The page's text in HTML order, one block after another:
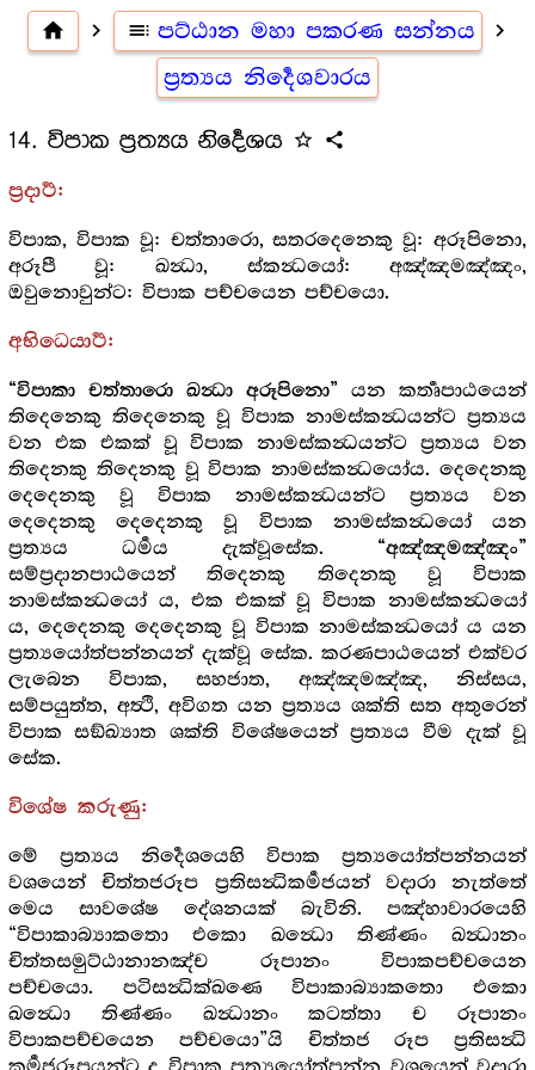
home navigate_next toc පට්ඨාන මහා පකරණ සන්නය navigate_next
ප්‍රත්‍යය නිර්‍දෙශවාරය
14. විපාක ප්‍රත්‍යය නිර්‍දෙශය star_outline share
ප්‍රදාර්‍ථ:
විපාක, විපාක වූ: චත්තාරො, සතරදෙනෙකු වූ: අරූපිනො,
අරූපී වූ: ඛන්‍ධා, ස්කන්‍ධයෝ: අඤ්ඤමඤ්ඤං,
ඔවුනොවුන්ට: විපාක පච්චයෙන පච්චයො.
අභිධෙයාර්‍ථ:
“විපාකා චත්තාරො ඛන්‍ධා අරූපිනො” යන කර්‍තෘපාඨයෙන්
තිදෙනෙකු තිදෙනෙකු වූ විපාක නාමස්කන්‍ධයන්ට ප්‍රත්‍යය
වන එක එකක් වූ විපාක නාමස්කන්‍ධයන්ට ප්‍රත්‍යය වන
තිදෙනකු තිදෙනකු වූ විපාක නාමස්කන්‍ධයෝය. දෙදෙනකු
දෙදෙනකු වූ විපාක නාමස්කන්‍ධයන්ට ප්‍රත්‍යය වන
දෙදෙනකු දෙදෙනකු වූ විපාක නාමස්කන්‍ධයෝ යන
ප්‍රත්‍යය ධර්‍මය දැක්වූසේක. “අඤ්ඤමඤ්ඤං”
සම්ප්‍රදානපාඨයෙන් තිදෙනකු තිදෙනකු වූ විපාක
නාමස්කන්‍ධයෝ ය, එක එකක් වූ විපාක නාමස්කන්‍ධයෝ
ය, දෙදෙනකු දෙදෙනකු වූ විපාක නාමස්කන්‍ධයෝ ය යන
ප්‍රත්‍යයෝත්පන්නයන් දැක්වූ සේක. කරණපාඨයෙන් එක්වර
ලැබෙන විපාක, සහජාත, අඤ්ඤමඤ්ඤ, නිස්සය,
සම්පයුත්ත, අත්‍ථි, අවිගත යන ප්‍රත්‍යය ශක්ති සත අතුරෙන්
විපාක සඞ්ඛ්‍යාත ශක්ති විශේෂයෙන් ප්‍රත්‍යය වීම දැක් වූ
සේක.
විශේෂ කරුණු:
මේ ප්‍රත්‍යය නිර්‍දෙශයෙහි විපාක ප්‍රත්‍යයෝත්පන්නයන්
වශයෙන් චිත්තජරූප ප්‍රතිසන්‍ධිකර්‍මජයන් වදාරා නැත්තේ
මෙය සාවශේෂ දේශනයක් බැවිනි. පඤ්හාවාරයෙහි
“විපාකාබ්‍යාකතො එකො ඛන්‍ධො තිණ්ණං ඛන්‍ධානං
චිත්තසමුට්ඨානානඤ්ච රූපානං විපාකපච්චයෙන
පච්චයො. පටිසන්‍ධික්ඛණෙ විපාකාබ්‍යාකතො එකො
ඛන්‍ධො තිණ්ණං ඛන්‍ධානං කටත්තා ච රූපානං
විපාකපච්චයෙන පච්චයො”යි චිත්තජ රූප ප්‍රතිසන්‍ධි